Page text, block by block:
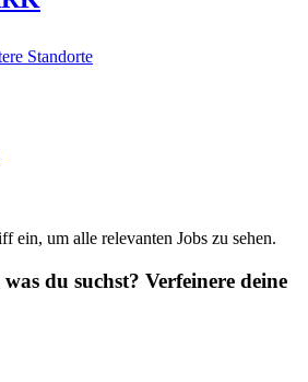
Standorte
ein, um alle relevanten Jobs zu sehen.
du suchst? Verfeinere deine